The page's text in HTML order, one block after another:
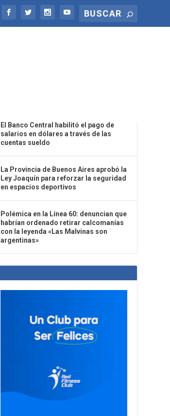
El Banco Central habilitó el pago de
salarios en dólares a través de las
cuentas sueldo
La Provincia de Buenos Aires aprobó la
Ley Joaquín para reforzar la seguridad
en espacios deportivos
Polémica en la Línea 60: denuncian que
habrían ordenado retirar calcomanías
con la leyenda «Las Malvinas son
argentinas»